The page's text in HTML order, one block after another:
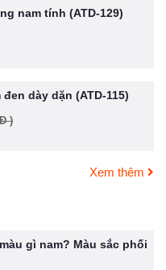
nam tính (ATD-129)
dày dặn (ATD-115)
)
Xem thêm
gì nam? Màu sắc phối